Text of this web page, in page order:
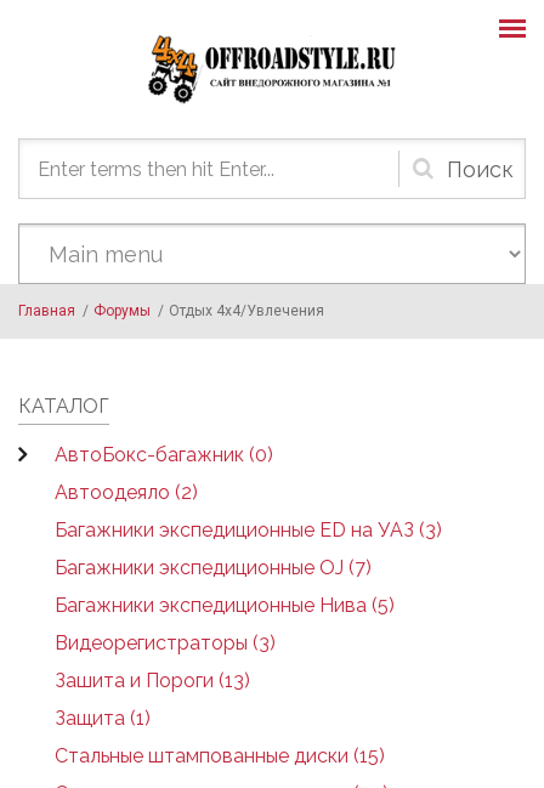
Форма
поиска
Главная / Форумы / Отдых 4х4/Увлечения
КАТАЛОГ
АвтоБокс-багажник (0)
Автоодеяло (2)
Багажники экспедиционные ED на УАЗ (3)
Багажники экспедиционные OJ (7)
Багажники экспедиционные Нива (5)
Видеорегистраторы (3)
Зашита и Пороги (13)
Защита (1)
Стальные штампованные диски (15)